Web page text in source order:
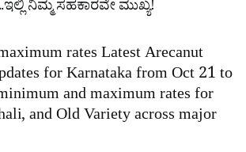
ನಿಮ್ಮ ಸಹಕಾರವೇ ಮುಖ್ಯ!
rates Latest Arecanut
for Karnataka from Oct 21 to
and maximum rates for
and Old Variety across major